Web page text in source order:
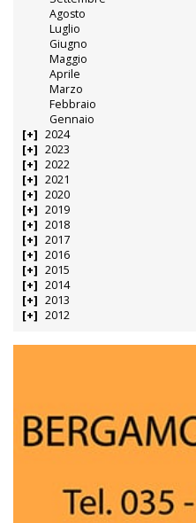
Agosto
Luglio
Giugno
Maggio
Aprile
Marzo
Febbraio
Gennaio
2024
2023
2022
2021
2020
2019
2018
2017
2016
2015
2014
2013
2012